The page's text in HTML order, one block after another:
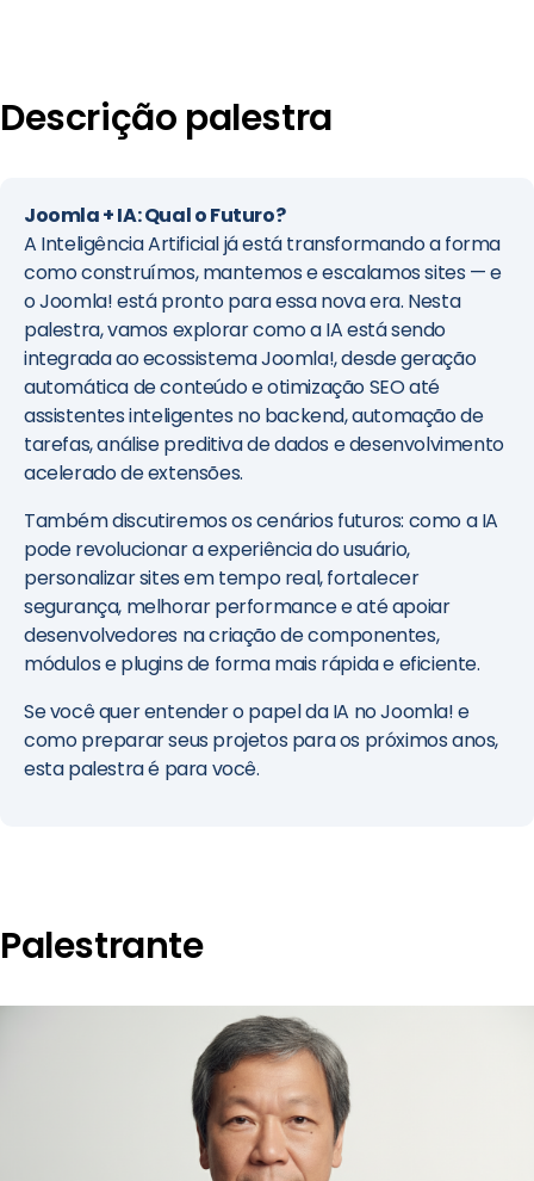
Descrição palestra
Joomla + IA: Qual o Futuro?
A Inteligência Artificial já está transformando a forma
como construímos, mantemos e escalamos sites — e
o Joomla! está pronto para essa nova era. Nesta
palestra, vamos explorar como a IA está sendo
integrada ao ecossistema Joomla!, desde geração
automática de conteúdo e otimização SEO até
assistentes inteligentes no backend, automação de
tarefas, análise preditiva de dados e desenvolvimento
acelerado de extensões.
Também discutiremos os cenários futuros: como a IA
pode revolucionar a experiência do usuário,
personalizar sites em tempo real, fortalecer
segurança, melhorar performance e até apoiar
desenvolvedores na criação de componentes,
módulos e plugins de forma mais rápida e eficiente.
Se você quer entender o papel da IA no Joomla! e
como preparar seus projetos para os próximos anos,
esta palestra é para você.
Palestrante